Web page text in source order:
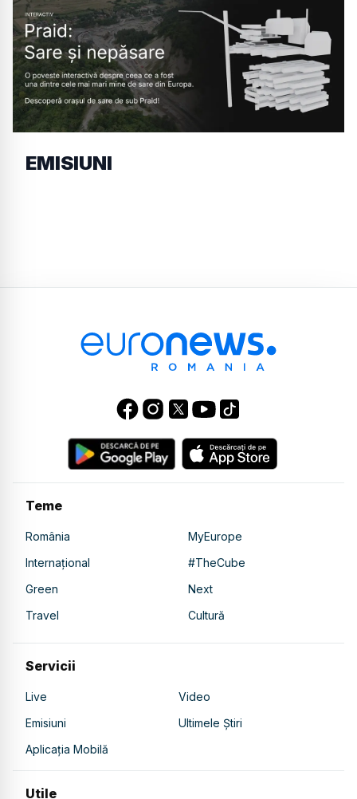
EMISIUNI
Teme
România
MyEurope
Internațional
#TheCube
Green
Next
Travel
Cultură
Servicii
Live
Video
Emisiuni
Ultimele Știri
Aplicația Mobilă
Utile